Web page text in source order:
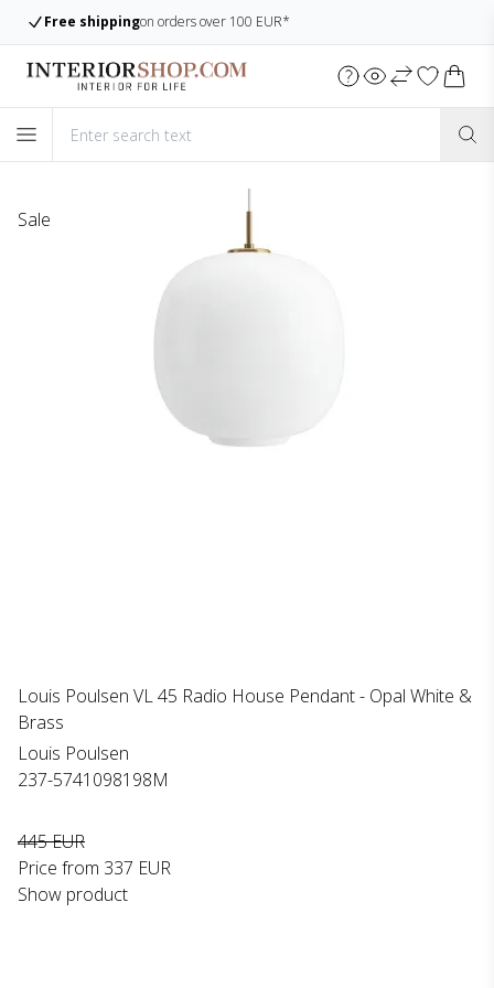
Free shippingon orders over 100 EUR*
Sale
Louis Poulsen VL 45 Radio House Pendant - Opal White &
Brass
Louis Poulsen
237-5741098198M
445 EUR
Price from 337 EUR
Show product